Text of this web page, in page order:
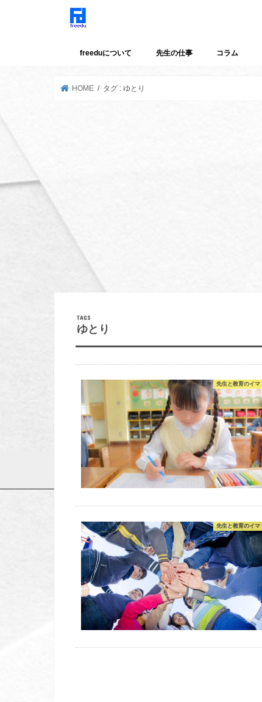
freeduについて 先生の仕事 コラム
HOME タグ : ゆとり
ゆとり
先生と教育のイマ
先生と教育のイマ